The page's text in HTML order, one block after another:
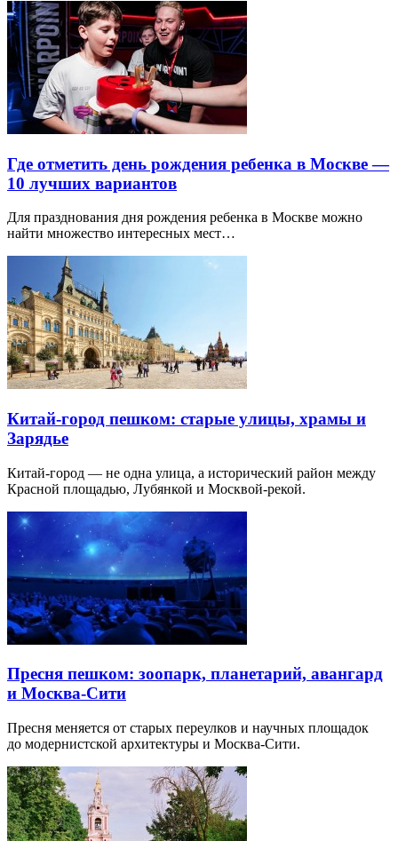
Где отметить день рождения ребенка в Москве —
10 лучших вариантов
Для празднования дня рождения ребенка в Москве можно
найти множество интересных мест…
Китай-город пешком: старые улицы, храмы и
Зарядье
Китай-город — не одна улица, а исторический район между
Красной площадью, Лубянкой и Москвой-рекой.
Пресня пешком: зоопарк, планетарий, авангард
и Москва-Сити
Пресня меняется от старых переулков и научных площадок
до модернистской архитектуры и Москва-Сити.